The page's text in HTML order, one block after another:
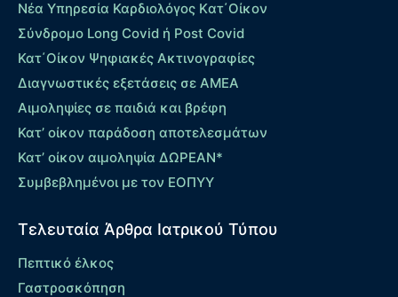
Νέα Υπηρεσία Καρδιολόγος Kατ΄Οίκον
Σύνδρομο Long Covid ή Post Covid
Κατ΄Οίκον Ψηφιακές Ακτινογραφίες
Διαγνωστικές εξετάσεις σε ΑΜΕΑ
Αιμοληψίες σε παιδιά και βρέφη
Κατ’ οίκον παράδοση αποτελεσμάτων
Κατ’ οίκον αιμοληψία ΔΩΡΕΑΝ*
Συμβεβλημένοι με τον ΕΟΠΥΥ
Τελευταία Άρθρα Ιατρικού Τύπου
Πεπτικό έλκος
Γαστροσκόπηση